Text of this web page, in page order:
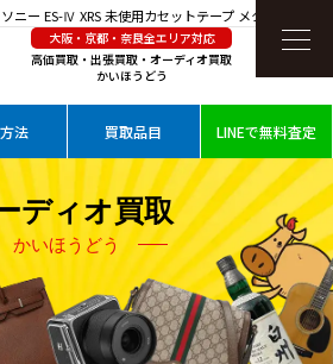
ニー ES-Ⅳ XRS 未使用カセットテープ メタルポジショ
大阪・京都・奈良全エリア対応
高価買取・出張買取・オーディオ買取
かいほうどう
法 買取品目 LINEで無料査定
ディオ買取
かいほうどう